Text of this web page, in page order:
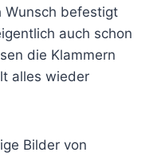
Wunsch befestigt
auch schon
die Klammern
alles wieder
Bilder von